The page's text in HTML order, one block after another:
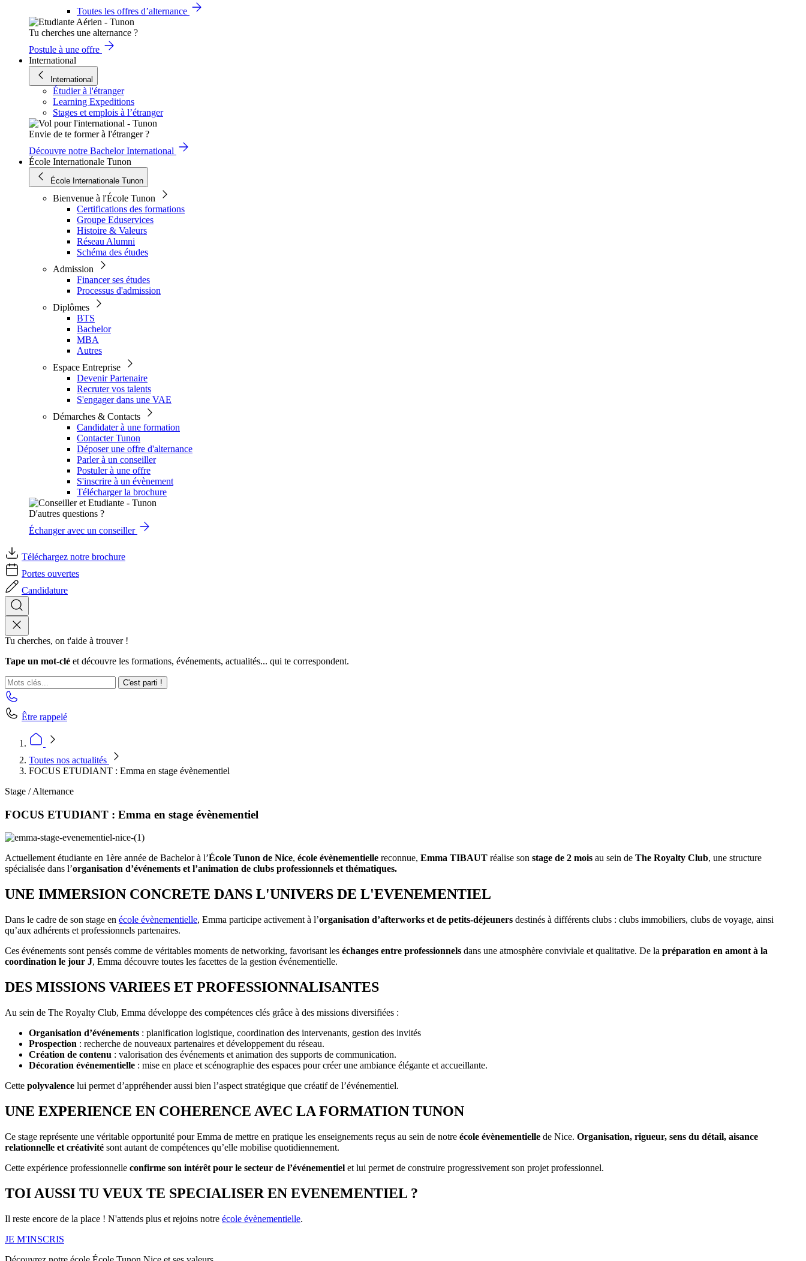
Toutes les offres d’alternance
Tu cherches une alternance ?
Postule à une offre
International
International
Étudier à l'étranger
Learning Expeditions
Stages et emplois à l’étranger
Envie de te former à l'étranger ?
Découvre notre Bachelor International
École Internationale Tunon
École Internationale Tunon
Bienvenue à l'École Tunon
Certifications des formations
Groupe Eduservices
Histoire & Valeurs
Réseau Alumni
Schéma des études
Admission
Financer ses études
Processus d'admission
Diplômes
BTS
Bachelor
MBA
Autres
Espace Entreprise
Devenir Partenaire
Recruter vos talents
S'engager dans une VAE
Démarches & Contacts
Candidater à une formation
Contacter Tunon
Déposer une offre d'alternance
Parler à un conseiller
Postuler à une offre
S'inscrire à un évènement
Télécharger la brochure
D'autres questions ?
Échanger avec un conseiller
Téléchargez notre brochure
Portes ouvertes
Candidature
Tu cherches, on t'aide à trouver !
Tape un mot-clé et découvre les formations, événements, actualités... qui te correspondent.
C'est parti !
Être rappelé
Toutes nos actualités
FOCUS ETUDIANT : Emma en stage évènementiel
Stage / Alternance
FOCUS ETUDIANT : Emma en stage évènementiel
Actuellement étudiante en 1ère année de Bachelor à l’École Tunon de Nice, école évènementielle reconnue, Emma TIBAUT réalise son stage de 2 mois au sein de The Royalty Club, une structure
spécialisée dans l’organisation d’événements et l’animation de clubs professionnels et thématiques.
UNE IMMERSION CONCRETE DANS L'UNIVERS DE L'EVENEMENTIEL
Dans le cadre de son stage en école évènementielle, Emma participe activement à l’organisation d’afterworks et de petits-déjeuners destinés à différents clubs : clubs immobiliers, clubs de voyage, ainsi
qu’aux adhérents et professionnels partenaires.
Ces événements sont pensés comme de véritables moments de networking, favorisant les échanges entre professionnels dans une atmosphère conviviale et qualitative. De la préparation en amont à la
coordination le jour J, Emma découvre toutes les facettes de la gestion événementielle.
DES MISSIONS VARIEES ET PROFESSIONNALISANTES
Au sein de The Royalty Club, Emma développe des compétences clés grâce à des missions diversifiées :
Organisation d’événements : planification logistique, coordination des intervenants, gestion des invités
Prospection : recherche de nouveaux partenaires et développement du réseau.
Création de contenu : valorisation des événements et animation des supports de communication.
Décoration événementielle : mise en place et scénographie des espaces pour créer une ambiance élégante et accueillante.
Cette polyvalence lui permet d’appréhender aussi bien l’aspect stratégique que créatif de l’événementiel.
UNE EXPERIENCE EN COHERENCE AVEC LA FORMATION TUNON
Ce stage représente une véritable opportunité pour Emma de mettre en pratique les enseignements reçus au sein de notre école évènementielle de Nice. Organisation, rigueur, sens du détail, aisance
relationnelle et créativité sont autant de compétences qu’elle mobilise quotidiennement.
Cette expérience professionnelle confirme son intérêt pour le secteur de l’événementiel et lui permet de construire progressivement son projet professionnel.
TOI AUSSI TU VEUX TE SPECIALISER EN EVENEMENTIEL ?
Il reste encore de la place ! N'attends plus et rejoins notre école évènementielle.
JE M'INSCRIS